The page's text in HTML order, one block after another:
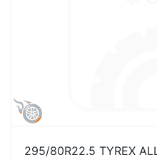
295/80R22.5 TYREX